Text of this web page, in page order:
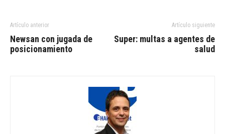
Artículo anterior
Newsan con jugada de
posicionamiento
Artículo siguiente
Super: multas a agentes de
salud